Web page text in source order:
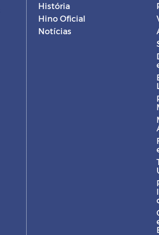
História
Hino Oficial
Notícias